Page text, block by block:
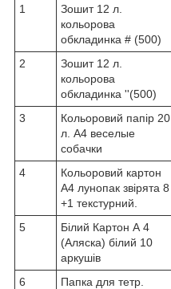
1
Зошит 12 л.
кольорова
обкладинка # (500)
2
Зошит 12 л.
кольорова
обкладинка ''(500)
3
Кольоровий папір 20
л. А4 веселые
собачки
4
Кольоровий картон
А4 лунопак звірята 8
+1 текстурний.
5
Білий Картон А 4
(Аляска) білий 10
аркушів
6
Папка для тетр.